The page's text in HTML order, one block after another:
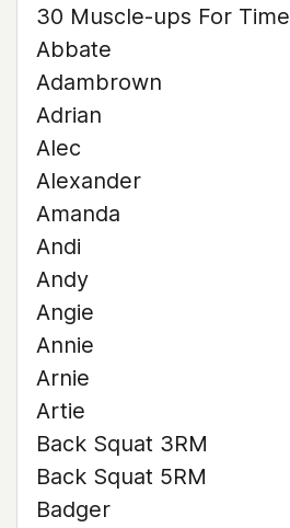
30 Muscle-ups For Time
Abbate
Adambrown
Adrian
Alec
Alexander
Amanda
Andi
Andy
Angie
Annie
Arnie
Artie
Back Squat 3RM
Back Squat 5RM
Badger